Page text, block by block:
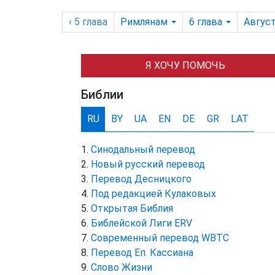
‹ 5 глава Римлянам 6 глава
Я ХОЧУ ПОМОЧЬ
Библии
RU BY UA EN DE GR LAT
Синодальный перевод
Новый русский перевод
Перевод Десницкого
Под редакцией Кулаковых
Открытая Библия
Библейской Лиги ERV
Cовременный перевод WBTC
Перевод Еп. Кассиана
Слово Жизни